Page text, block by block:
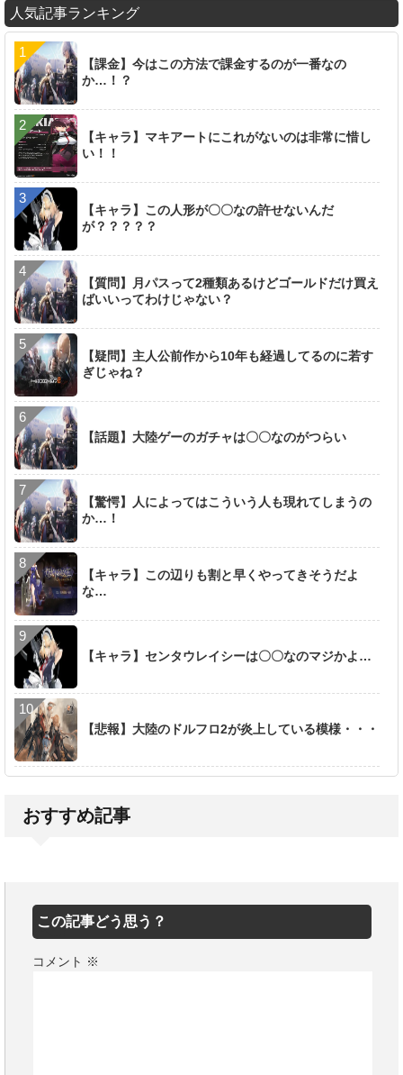
人気記事ランキング
【課金】今はこの方法で課金するのが一番なの
か…！？
【キャラ】マキアートにこれがないのは非常に惜し
い！！
【キャラ】この人形が〇〇なの許せないんだ
が？？？？？
【質問】月パスって2種類あるけどゴールドだけ買え
ばいいってわけじゃない？
【疑問】主人公前作から10年も経過してるのに若す
ぎじゃね？
【話題】大陸ゲーのガチャは〇〇なのがつらい
【驚愕】人によってはこういう人も現れてしまうの
か…！
【キャラ】この辺りも割と早くやってきそうだよ
な…
【キャラ】センタウレイシーは〇〇なのマジかよ…
【悲報】大陸のドルフロ2が炎上している模様・・・
おすすめ記事
この記事どう思う？
コメント ※